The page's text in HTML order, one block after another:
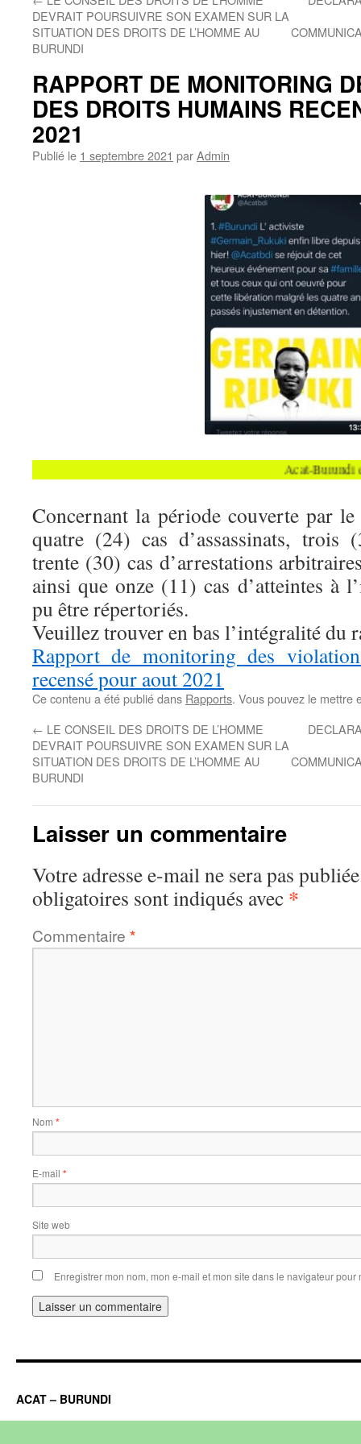
DEVRAIT POURSUIVRE SON EXAMEN SUR LA
SITUATION DES DROITS DE L’HOMME AU
BURUNDI
RAPPORT DE MONITORING
DES DROITS HUMAINS
2021
Publié le 1 septembre 2021 parAdmin
Acat-Burundi
Concernant la période couverte par
quatre (24) cas d’assassinats, trois
trente (30) cas d’arrestations
ainsi que onze (11) cas d’atteintes à
pu être répertoriés.
Veuillez trouver en bas l’intégralité du
Rapport de monitoring des
recensé pour aout 2021
Ce contenu a été publié dans Rapports. Vous pouvez le mettre
← LE CONSEIL DES DROITS DE L’HOMME
DEVRAIT POURSUIVRE SON EXAMEN SUR LA
SITUATION DES DROITS DE L’HOMME AU
BURUNDI
Laisser un commentaire
Votre adresse e-mail ne sera pas
obligatoires sont indiqués avec *
Commentaire *
Nom *
E-mail *
Site web
Enregistrer mon nom, mon e-mail et mon site dans le navigateur
ACAT – BURUNDI